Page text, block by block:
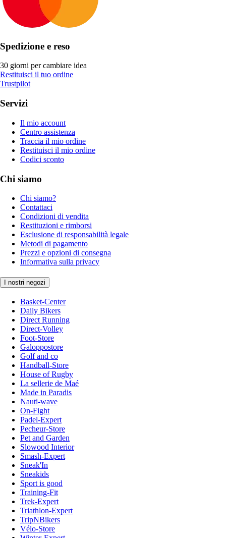
Spedizione e reso
30 giorni per cambiare idea
Restituisci il tuo ordine
Trustpilot
Servizi
Il mio account
Centro assistenza
Traccia il mio ordine
Restituisci il mio ordine
Codici sconto
Chi siamo
Chi siamo?
Contattaci
Condizioni di vendita
Restituzioni e rimborsi
Esclusione di responsabilità legale
Metodi di pagamento
Prezzi e opzioni di consegna
Informativa sulla privacy
I nostri negozi
Basket-Center
Daily Bikers
Direct Running
Direct-Volley
Foot-Store
Galoppostore
Golf and co
Handball-Store
House of Rugby
La sellerie de Maé
Made in Paradis
Nauti-wave
On-Fight
Padel-Expert
Pecheur-Store
Pet and Garden
Slowood Interior
Smash-Expert
Sneak'In
Sneakids
Sport is good
Training-Fit
Trek-Expert
Triathlon-Expert
TripNBikers
Vélo-Store